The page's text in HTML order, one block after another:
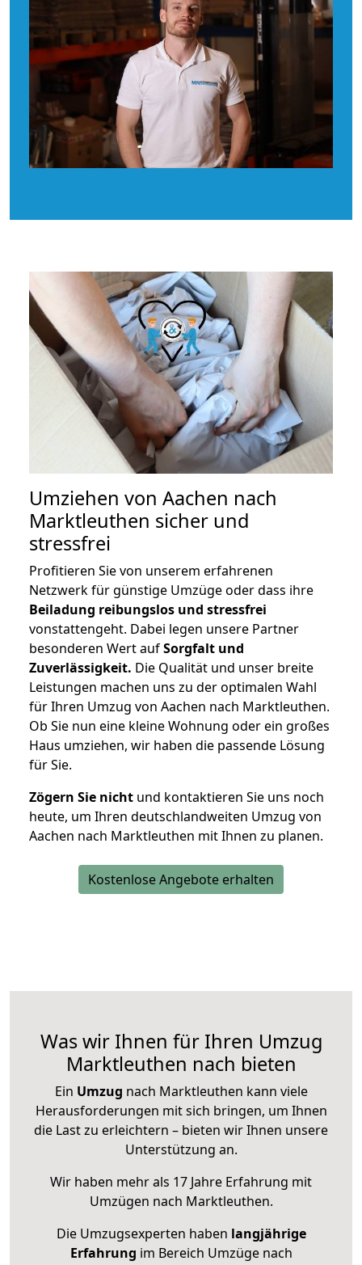
Umziehen von Aachen nach
Marktleuthen sicher und
stressfrei
Profitieren Sie von unserem erfahrenen
Netzwerk für günstige Umzüge oder dass ihre
Beiladung reibungslos und stressfrei
vonstattengeht. Dabei legen unsere Partner
besonderen Wert aufSorgfalt und
Zuverlässigkeit. Die Qualität und unser breite
Leistungen machen uns zu der optimalen Wahl
für Ihren Umzug von Aachen nach Marktleuthen.
Ob Sie nun eine kleine Wohnung oder ein großes
Haus umziehen, wir haben die passende Lösung
für Sie.
Zögern Sie nicht und kontaktieren Sie uns noch
heute, um Ihren deutschlandweiten Umzug von
Aachen nach Marktleuthen mit Ihnen zu planen.
Kostenlose Angebote erhalten
Was wir Ihnen für Ihren Umzug
Marktleuthen nach bieten
Ein Umzug nach Marktleuthen kann viele
Herausforderungen mit sich bringen, um Ihnen
die Last zu erleichtern – bieten wir Ihnen unsere
Unterstützung an.
Wir haben mehr als 17 Jahre Erfahrung mit
Umzügen nach Marktleuthen.
Die Umzugsexperten haben langjährige
Erfahrung im Bereich Umzüge nach